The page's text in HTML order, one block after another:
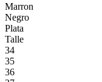
Marron
Negro
Plata
Talle
34
35
36